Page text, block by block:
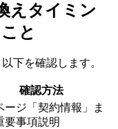
えタイミン
と
下を確認します。
確認方法
ージ「契約情報」ま
要事項説明